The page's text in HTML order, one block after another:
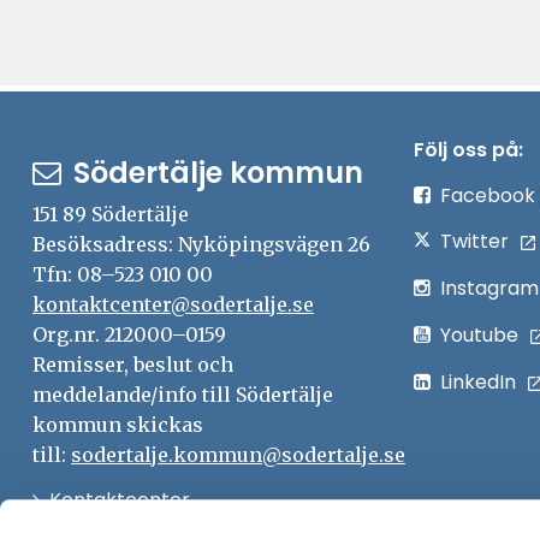
Södertälje kommun
151 89 Södertälje
Besöksadress: Nyköpingsvägen 26
Tfn: 08–523 010 00
kontaktcenter@sodertalje.se
Org.nr. 212000–0159
Remisser, beslut och
meddelande/info till Södertälje
kommun skickas
till: sodertalje.kommun@sodertalje.se
KontaktcenterÖppna
Följ oss på:
Facebook
Twitter
Instagram
Youtube
LinkedIn